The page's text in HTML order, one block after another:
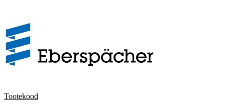
Tootekood